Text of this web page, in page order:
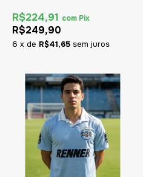
R$249,90
6 x de R$41,65 sem juros
R$224,91 com Pix